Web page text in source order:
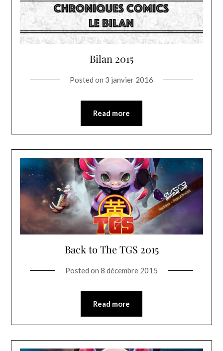
Bilan 2015
Posted on 3 janvier 2016
Read more
Back to The TGS 2015
Posted on 8 décembre 2015
Read more